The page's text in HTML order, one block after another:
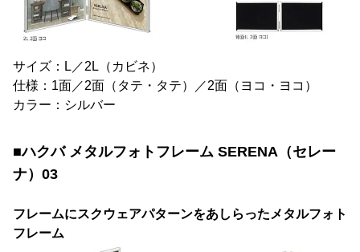
サイズ：L／2L（カビネ）
仕様：1面／2面（タテ・タテ）／2面（ヨコ・ヨコ）
カラー：シルバー
■ハクバ メタルフォトフレーム SERENA（セレー
ナ）03
フレームにスクウェアパターンをあしらったメタルフォト
フレーム